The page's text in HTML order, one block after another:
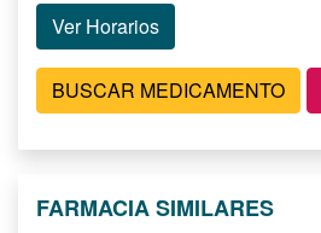
Ver Horarios
BUSCAR MEDICAMENTO
FARMACIA SIMILARES